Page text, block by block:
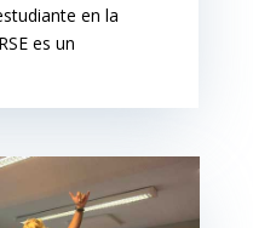
en la
es un